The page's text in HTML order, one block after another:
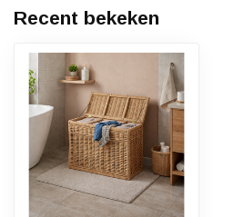
Recent bekeken